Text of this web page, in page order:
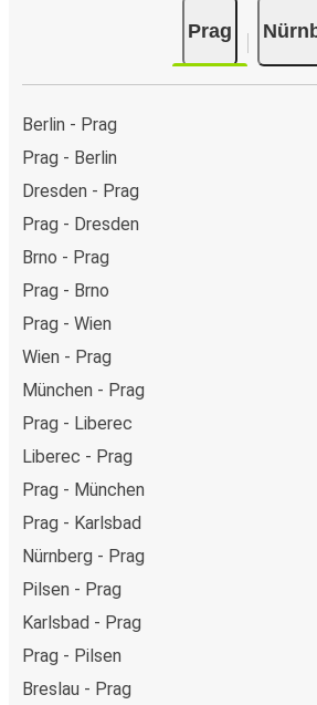
Prag
Berlin - Prag
Prag - Berlin
Dresden - Prag
Prag - Dresden
Brno - Prag
Prag - Brno
Prag - Wien
Wien - Prag
München - Prag
Prag - Liberec
Liberec - Prag
Prag - München
Prag - Karlsbad
Nürnberg - Prag
Pilsen - Prag
Karlsbad - Prag
Prag - Pilsen
Breslau - Prag